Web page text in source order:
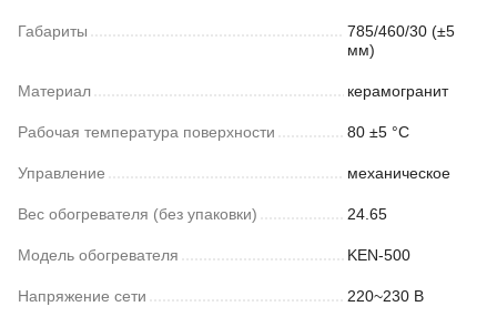
Габариты
785/460/30 (±5
мм)
Материал керамогранит
Рабочая температура поверхности 80 ±5 °С
Управление механическое
Вес обогревателя (без упаковки) 24.65
Модель обогревателя KEN-500
Напряжение сети 220~230 В